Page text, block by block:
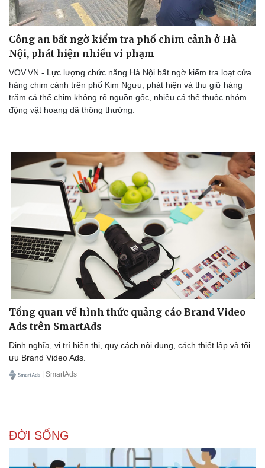
Thông tin doanh nghiệp
Doanh nhân
Tin Công nghệ
Trải nghiệm
Công an bất ngờ kiểm tra phố chim cảnh ở Hà
Nội, phát hiện nhiều vi phạm
VOV.VN - Lực lượng chức năng Hà Nội bất ngờ kiểm tra loạt cửa
hàng chim cảnh trên phố Kim Ngưu, phát hiện và thu giữ hàng
trăm cá thể chim không rõ nguồn gốc, nhiều cá thể thuộc nhóm
động vật hoang dã thông thường.
Tổng quan về hình thức quảng cáo Brand Video
Ads trên SmartAds
Định nghĩa, vị trí hiển thị, quy cách nội dung, cách thiết lập và tối
ưu Brand Video Ads.
| SmartAds
ĐỜI SỐNG